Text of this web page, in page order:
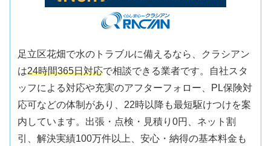
足立区花畑で水のトラブルに備えるなら、クラシアン
は24時間365日対応で相談できる業者です。自社スタ
ッフによる対応や充実のアフターフォロー、PL保険対
応可などの体制があり、22時以降も最短駆けつけを案
内しています。出張・点検・見積り0円、ネット割
引、解決実績100万件以上、安心・納得の基本料金も